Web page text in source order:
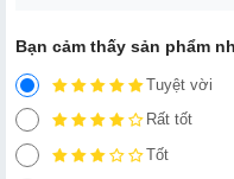
Bạn cảm thấy sản phẩm
Tuyệt vời
Rất tốt
Tốt